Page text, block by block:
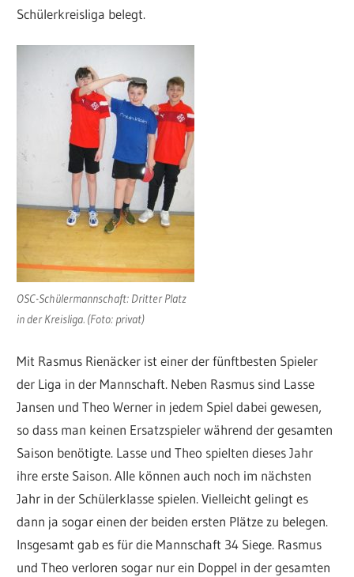
Schülerkreisliga belegt.
OSC-Schülermannschaft: Dritter Platz
in der Kreisliga. (Foto: privat)
Mit Rasmus Rienäcker ist einer der fünftbesten Spieler
der Liga in der Mannschaft. Neben Rasmus sind Lasse
Jansen und Theo Werner in jedem Spiel dabei gewesen,
so dass man keinen Ersatzspieler während der gesamten
Saison benötigte. Lasse und Theo spielten dieses Jahr
ihre erste Saison. Alle können auch noch im nächsten
Jahr in der Schülerklasse spielen. Vielleicht gelingt es
dann ja sogar einen der beiden ersten Plätze zu belegen.
Insgesamt gab es für die Mannschaft 34 Siege. Rasmus
und Theo verloren sogar nur ein Doppel in der gesamten